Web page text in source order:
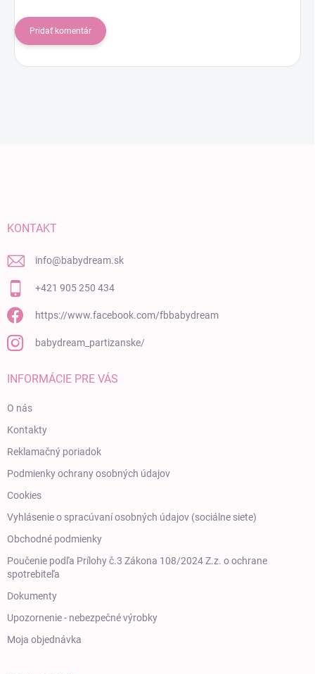
Pridať komentár
KONTAKT
info@babydream.sk
+421 905 250 434
https://www.facebook.com/fbbabydream
babydream_partizanske/
INFORMÁCIE PRE VÁS
O nás
Kontakty
Reklamačný poriadok
Podmienky ochrany osobných údajov
Cookies
Vyhlásenie o spracúvaní osobných údajov (sociálne siete)
Obchodné podmienky
Poučenie podľa Prílohy č.3 Zákona 108/2024 Z.z. o ochrane
spotrebiteľa
Dokumenty
Upozornenie - nebezpečné výrobky
Moja objednávka